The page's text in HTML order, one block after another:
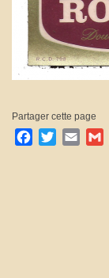
Partager cette page
Facebook
TwitterEmail